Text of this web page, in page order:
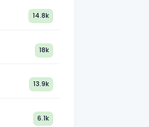
14.8k
18k
13.9k
6.1k